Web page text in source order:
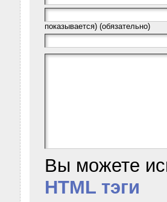
показывается) (обязательно)
Вы можете
HTML тэги